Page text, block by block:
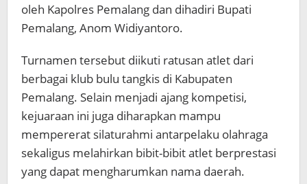
oleh Kapolres Pemalang dan dihadiri Bupati
Pemalang, Anom Widiyantoro.
Turnamen tersebut diikuti ratusan atlet dari
berbagai klub bulu tangkis di Kabupaten
Pemalang. Selain menjadi ajang kompetisi,
kejuaraan ini juga diharapkan mampu
mempererat silaturahmi antarpelaku olahraga
sekaligus melahirkan bibit-bibit atlet berprestasi
yang dapat mengharumkan nama daerah.